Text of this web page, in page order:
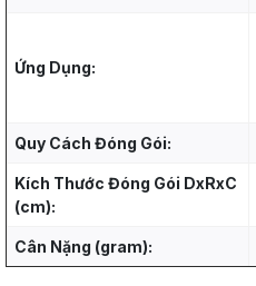
Ứng Dụng:
Quy Cách Đóng Gói:
Kích Thước Đóng Gói DxRxC
(cm):
Cân Nặng (gram):